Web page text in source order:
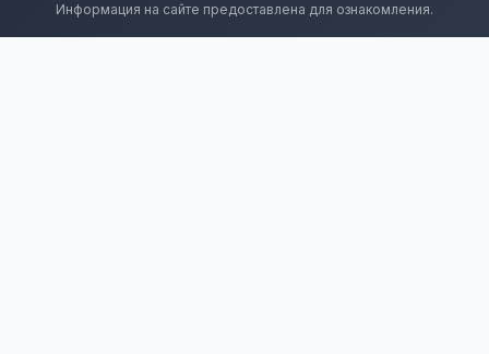
Информация на сайте предоставлена для ознакомления.